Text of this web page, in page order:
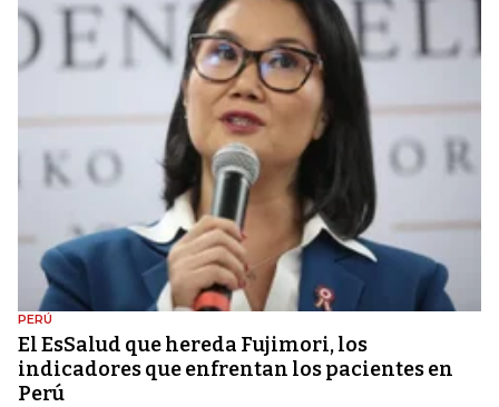
PERÚ
El EsSalud que hereda Fujimori, los
indicadores que enfrentan los pacientes en
Perú